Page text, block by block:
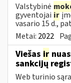
Valstybinė
gyventojai ir
vasario 15 d.,
Metai: 2022
Viešas ir
sankcijų
Web turinio